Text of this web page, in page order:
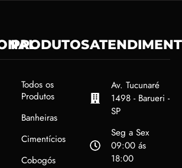
PRODUTOS
Todos os
Produtos
Banheiras
Cimentícios
Cobogós
Av. Tucunaré
1498 - Barueri -
SP
Seg a Sex
09:00 ás
18:00